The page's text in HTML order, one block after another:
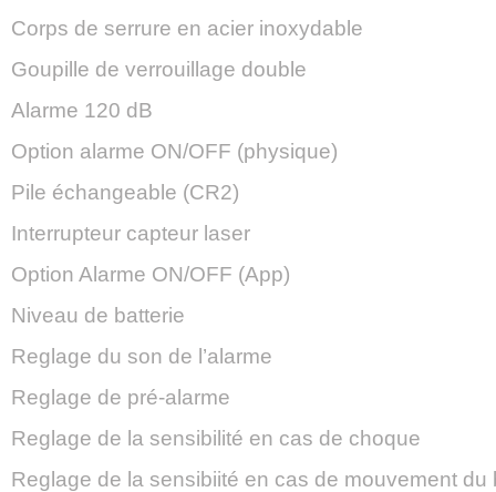
Corps de serrure en acier inoxydable
Goupille de verrouillage double
Alarme 120 dB
Option alarme ON/OFF (physique)
Pile échangeable (CR2)
Interrupteur capteur laser
Option Alarme ON/OFF (App)
Niveau de batterie
Reglage du son de l’alarme
Reglage de pré-alarme
Reglage de la sensibilité en cas de choque
Reglage de la sensibiité en cas de mouvement du